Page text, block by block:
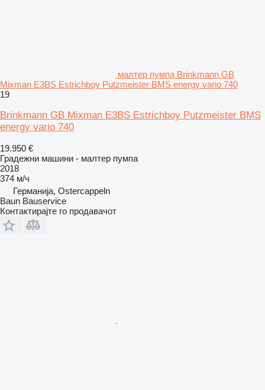
малтер пумпа Brinkmann GB
Mixman E3BS Estrichboy Putzmeister BMS energy vario 740
19
Brinkmann GB Mixman E3BS Estrichboy Putzmeister BMS
energy vario 740
19.950 €
Градежни машини - малтер пумпа
2018
374 м/ч
Германија, Ostercappeln
Baun Bauservice
Контактирајте го продавачот